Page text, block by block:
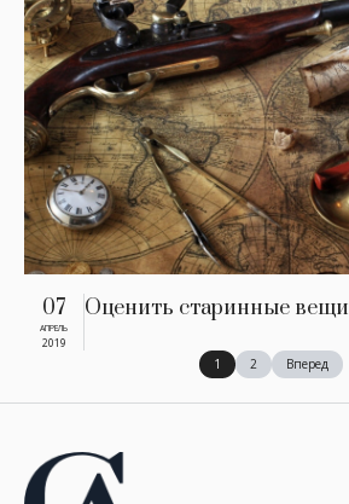
07
АПРЕЛЬ
2019
Оценить старинные вещи
1 2 Вперед